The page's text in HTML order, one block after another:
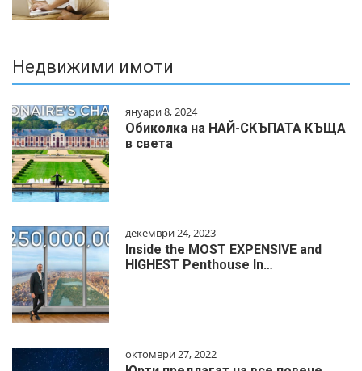
Недвижими имоти
януари 8, 2024
Обиколка на НАЙ-СКЪПАТА КЪЩА
в света
декември 24, 2023
Inside the MOST EXPENSIVE and
HIGHEST Penthouse In…
октомври 27, 2022